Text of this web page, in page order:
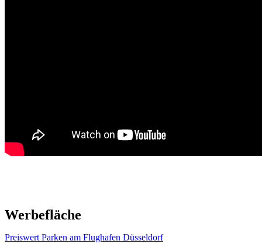
Werbefläche
Preiswert Parken am Flughafen Düsseldorf